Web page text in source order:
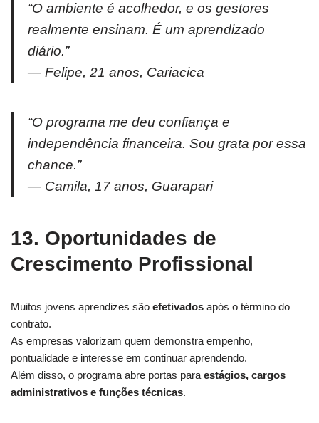
“O ambiente é acolhedor, e os gestores
realmente ensinam. É um aprendizado
diário.”
— Felipe, 21 anos, Cariacica
“O programa me deu confiança e
independência financeira. Sou grata por essa
chance.”
— Camila, 17 anos, Guarapari
13. Oportunidades de
Crescimento Profissional
Muitos jovens aprendizes são efetivados após o término do
contrato.
As empresas valorizam quem demonstra empenho,
pontualidade e interesse em continuar aprendendo.
Além disso, o programa abre portas paraestágios, cargos
administrativos e funções técnicas.